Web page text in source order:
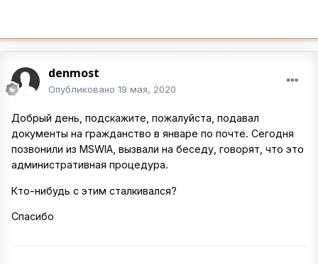
denmost
Опубликовано 19 мая, 2020
Добрый день, подскажите, пожалуйста, подавал
документы на гражданство в январе по почте. Сегодня
позвонили из MSWIA, вызвали на беседу, говорят, что это
административная процедура.
Кто-нибудь с этим сталкивался?
Спасибо